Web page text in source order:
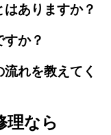
ありますか？
か？
れを教えてく
理なら